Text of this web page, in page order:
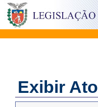
Exibir Ato